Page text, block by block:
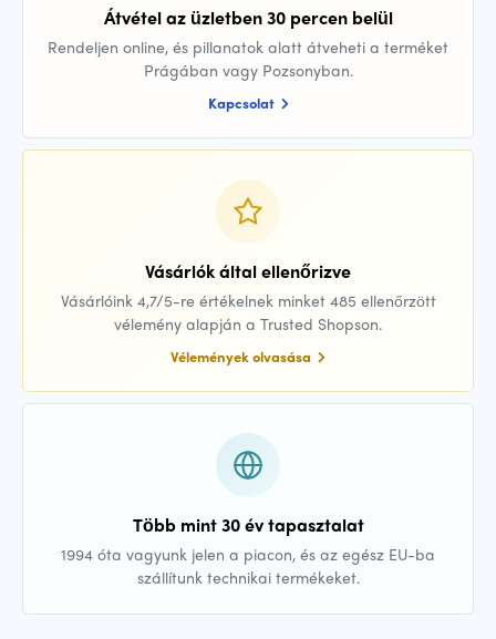
Átvétel az üzletben 30 percen belül
Rendeljen online, és pillanatok alatt átveheti a terméket
Prágában vagy Pozsonyban.
Kapcsolat
Vásárlók által ellenőrizve
Vásárlóink 4,7/5-re értékelnek minket 485 ellenőrzött
vélemény alapján a Trusted Shopson.
Vélemények olvasása
Több mint 30 év tapasztalat
1994 óta vagyunk jelen a piacon, és az egész EU-ba
szállítunk technikai termékeket.